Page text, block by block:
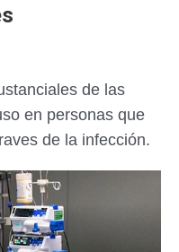
de las
en personas que
de la infección.